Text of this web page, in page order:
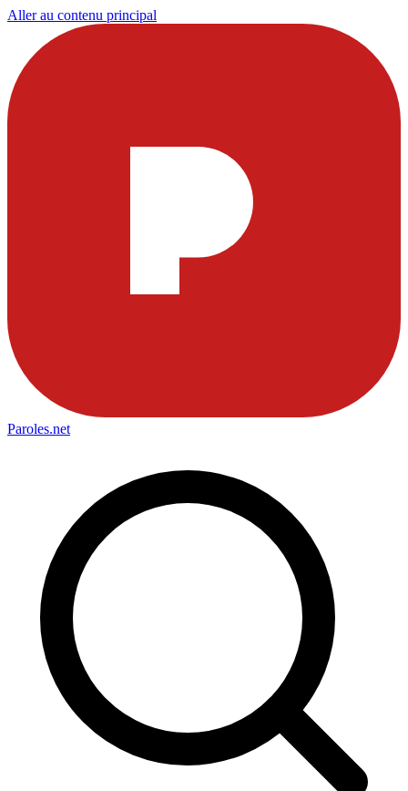
Aller au contenu principal
Paroles.net